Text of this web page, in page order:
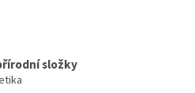
složky